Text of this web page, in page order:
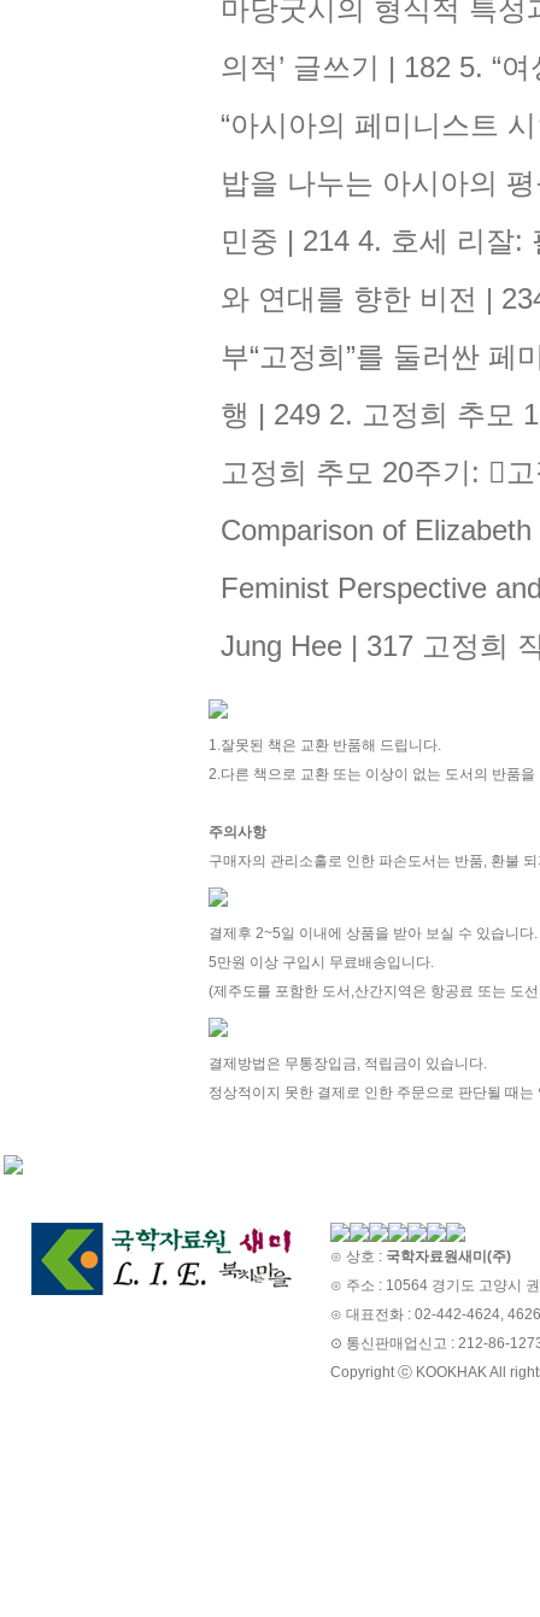
마당굿시의 형식적 특성
의적’ 글쓰기 | 182 5. “
“아시아의 페미니스트
밥을 나누는 아시아의
민중 | 214 4. 호세 리잘:
와 연대를 향한 비전 |
부“고정희”를 둘러싼
행 | 249 2. 고정희 추모
고정희 추모 20주기: 󰡔
Comparison of
Feminist Perspective
Jung Hee | 317 고정희
1.잘못된 책은 교환 반품해 드립니다.
2.다른 책으로 교환 또는 이상이 없는 도서의 반품
주의사항
구매자의 관리소홀로 인한 파손도서는 반품, 환불
결제후 2~5일 이내에 상품을 받아 보실 수 있습니다.
5만원 이상 구입시 무료배송입니다.
(제주도를 포함한 도서,산간지역은 항공료 또는 도
결제방법은 무통장입금, 적립금이 있습니다.
정상적이지 못한 결제로 인한 주문으로 판단될 때
⊙ 상호 : 국학자료원새미(주)
⊙ 주소 : 10564 경기도 고양시
⊙ 대표전화 : 02-442-4624,
⊙ 통신판매업신고 : 212-86-
Copyright ⓒ KOOKHAK All